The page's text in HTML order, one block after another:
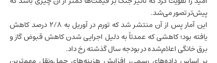
پیش‌تر تصور می‌شد.
این آمار پس از آن منتشر شد که تورم در آوریل به ۲/۸ درصد کاهش
یافته بود؛ کاهشی که عمدتاً به دلیل اجرایی شدن کاهش قبوض گاز و
برق خانگی اعلام‌شده در بودجه سال گذشته رخ داد.